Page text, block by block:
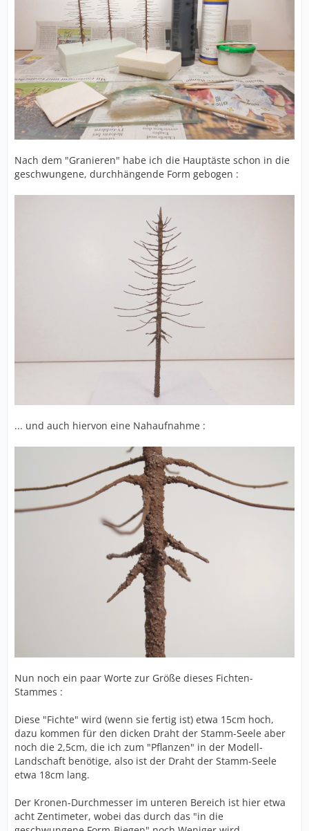
Nach dem "Granieren" habe ich die Hauptäste schon in die
geschwungene, durchhängende Form gebogen :
... und auch hiervon eine Nahaufnahme :
Nun noch ein paar Worte zur Größe dieses Fichten-
Stammes :
Diese "Fichte" wird (wenn sie fertig ist) etwa 15cm hoch,
dazu kommen für den dicken Draht der Stamm-Seele aber
noch die 2,5cm, die ich zum "Pflanzen" in der Modell-
Landschaft benötige, also ist der Draht der Stamm-Seele
etwa 18cm lang.
Der Kronen-Durchmesser im unteren Bereich ist hier etwa
acht Zentimeter, wobei das durch das "in die